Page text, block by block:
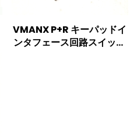
VMANX P+R キーパッドイ
ンタフェース回路スイッチ